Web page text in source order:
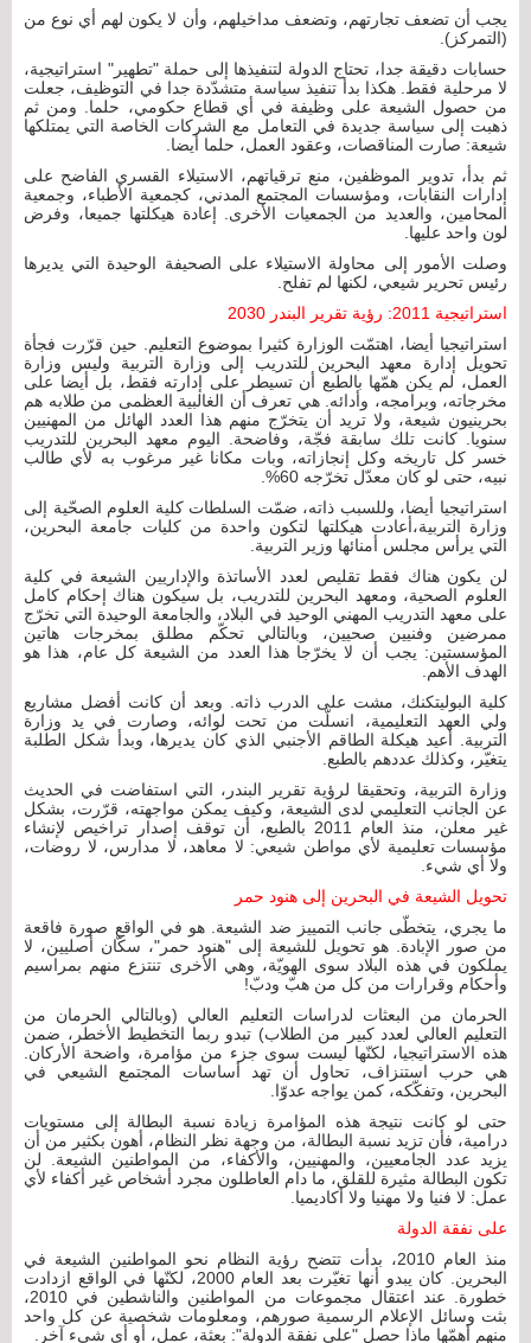
يجب أن تضعف تجارتهم، وتضعف مداخيلهم، وأن لا يكون لهم أي نوع من
(التمركز).
حسابات دقيقة جدا، تحتاج الدولة لتنفيذها إلى حملة "تطهير" استراتيجية،
لا مرحلية فقط. هكذا بدأ تنفيذ سياسة متشدّدة جدا في التوظيف، جعلت
من حصول الشيعة على وظيفة في أي قطاع حكومي، حلما. ومن ثم
ذهبت إلى سياسة جديدة في التعامل مع الشركات الخاصة التي يمتلكها
شيعة: صارت المناقصات، وعقود العمل، حلما أيضا.
ثم بدأ، تدوير الموظفين، منع ترقياتهم، الاستيلاء القسري الفاضح على
إدارات النقابات، ومؤسسات المجتمع المدني، كجمعية الأطباء، وجمعية
المحامين، والعديد من الجمعيات الأخرى. إعادة هيكلتها جميعا، وفرض
لون واحد عليها.
وصلت الأمور إلى محاولة الاستيلاء على الصحيفة الوحيدة التي يديرها
رئيس تحرير شيعي، لكنها لم تفلح.
استراتيجية 2011: رؤية تقرير البندر 2030
استراتيجيا أيضا، اهتمّت الوزارة كثيرا بموضوع التعليم. حين قرّرت فجأة
تحويل إدارة معهد البحرين للتدريب إلى وزارة التربية وليس وزارة
العمل، لم يكن همّها بالطبع أن تسيطر على إدارته فقط، بل أيضا على
مخرجاته، وبرامجه، وأدائه. هي تعرف أن الغالبية العظمى من طلابه هم
بحرينيون شيعة، ولا تريد أن يتخرّج منهم هذا العدد الهائل من المهنيين
سنويا. كانت تلك سابقة فجّة، وفاضحة. اليوم معهد البحرين للتدريب
خسر كل تاريخه وكل إنجازاته، وبات مكانا غير مرغوب به لأي طالب
نبيه، حتى لو كان معدّل تخرّجه 60%.
استراتيجيا أيضا، وللسبب ذاته، ضمّت السلطات كلية العلوم الصحّية إلى
وزارة التربية،أعادت هيكلتها لتكون واحدة من كليات جامعة البحرين،
التي يرأس مجلس أمنائها وزير التربية.
لن يكون هناك فقط تقليص لعدد الأساتذة والإداريين الشيعة في كلية
العلوم الصحية، ومعهد البحرين للتدريب، بل سيكون هناك إحكام كامل
على معهد التدريب المهني الوحيد في البلاد، والجامعة الوحيدة التي تخرّج
ممرضين وفنيين صحيين، وبالتالي تحكّم مطلق بمخرجات هاتين
المؤسستين: يجب أن لا يخرّجا هذا العدد من الشيعة كل عام، هذا هو
الهدف الأهم.
كلية البوليتكنك، مشت على الدرب ذاته. وبعد أن كانت أفضل مشاريع
ولي العهد التعليمية، انسلّت من تحت لوائه، وصارت في يد وزارة
التربية. أعيد هيكلة الطاقم الأجنبي الذي كان يديرها، وبدأ شكل الطلبة
يتغيّر، وكذلك عددهم بالطبع.
وزارة التربية، وتحقيقا لرؤية تقرير البندر، التي استفاضت في الحديث
عن الجانب التعليمي لدى الشيعة، وكيف يمكن مواجهته، قرّرت، بشكل
غير معلن، منذ العام 2011 بالطبع، أن توقف إصدار تراخيص لإنشاء
مؤسسات تعليمية لأي مواطن شيعي: لا معاهد، لا مدارس، لا روضات،
ولا أي شيء.
تحويل الشيعة في البحرين إلى هنود حمر
ما يجري، يتخطّى جانب التمييز ضد الشيعة. هو في الواقع صورة فاقعة
من صور الإبادة. هو تحويل للشيعة إلى "هنود حمر"، سكّان أصليين، لا
يملكون في هذه البلاد سوى الهويّة، وهي الأخرى تنتزع منهم بمراسيم
وأحكام وقرارات من كل من هبّ ودبّ!
الحرمان من البعثات لدراسات التعليم العالي (وبالتالي الحرمان من
التعليم العالي لعدد كبير من الطلاب) تبدو ربما التخطيط الأخطر، ضمن
هذه الاستراتيجيا، لكنّها ليست سوى جزء من مؤامرة، واضحة الأركان.
هي حرب استنزاف، تحاول أن تهد أساسات المجتمع الشيعي في
البحرين، وتفكّكه، كمن يواجه عدوّا.
حتى لو كانت نتيجة هذه المؤامرة زيادة نسبة البطالة إلى مستويات
درامية، فأن تزيد نسبة البطالة، من وجهة نظر النظام، أهون بكثير من أن
يزيد عدد الجامعيين، والمهنيين، والأكفاء، من المواطنين الشيعة. لن
تكون البطالة مثيرة للقلق، ما دام العاطلون مجرد أشخاص غير أكفاء لأي
عمل: لا فنيا ولا مهنيا ولا أكاديميا.
على نفقة الدولة
منذ العام 2010، بدأت تتضح رؤية النظام نحو المواطنين الشيعة في
البحرين. كان يبدو أنها تغيّرت بعد العام 2000، لكنّها في الواقع ازدادت
خطورة. عند اعتقال مجموعات من المواطنين والناشطين في 2010،
بثت وسائل الإعلام الرسمية صورهم، ومعلومات شخصية عن كل واحد
منهم أهمّها ماذا حصل "على نفقة الدولة": بعثة، عمل، أو أي شيء آخر.